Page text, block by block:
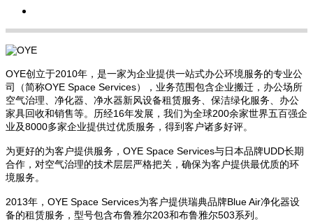
OYE创立于2010年，是一家为企业提供一站式办公环境服务的专业公
司（简称OYE Space Services），业务范围包含企业搬迁，办公场所
空气治理、净化器、净水器新风设备租赁服务、保洁绿化服务、办公
家具回收和销售等。历经16年发展，我们为全球200余家世界五百强企
业及8000多家企业提供过优质服务，得到客户诸多好评。
为更好的为客户提供服务， OYE Space Services与日本品牌UDD长期
合作，对空气治理的技术层层严格把关，确保为客户提供最优质的环
境服务。
2013年， OYE Space Services为客户提供瑞典品牌Blue Air净化器设
备的租赁服务，型号包含布鲁雅尔203和布鲁雅尔503系列。